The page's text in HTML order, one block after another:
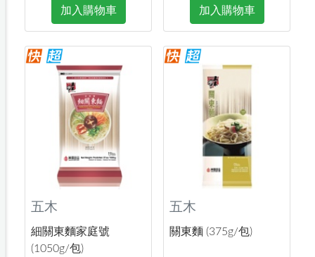
加入購物車 加入購物車
五木
細關東麵家庭號
(1050g/包)
五木
關東麵 (375g/包)